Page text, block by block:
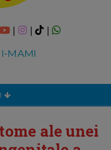
| |
|
MAMI
ale unei